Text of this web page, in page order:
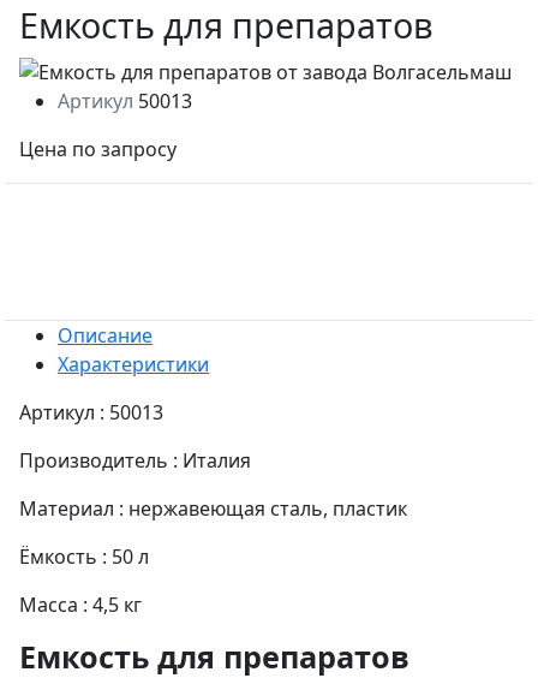
Емкость для препаратов
Артикул 50013
Цена по запросу
Описание
Характеристики
Артикул : 50013
Производитель : Италия
Материал : нержавеющая сталь, пластик
Ёмкость : 50 л
Масса : 4,5 кг
Емкость для препаратов